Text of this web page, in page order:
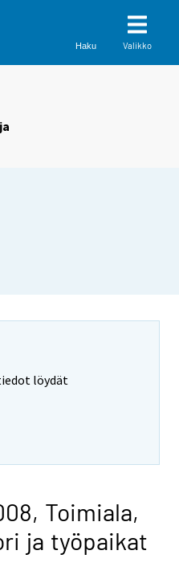
Haku Valikko
löydät
Toimiala,
ja työpaikat